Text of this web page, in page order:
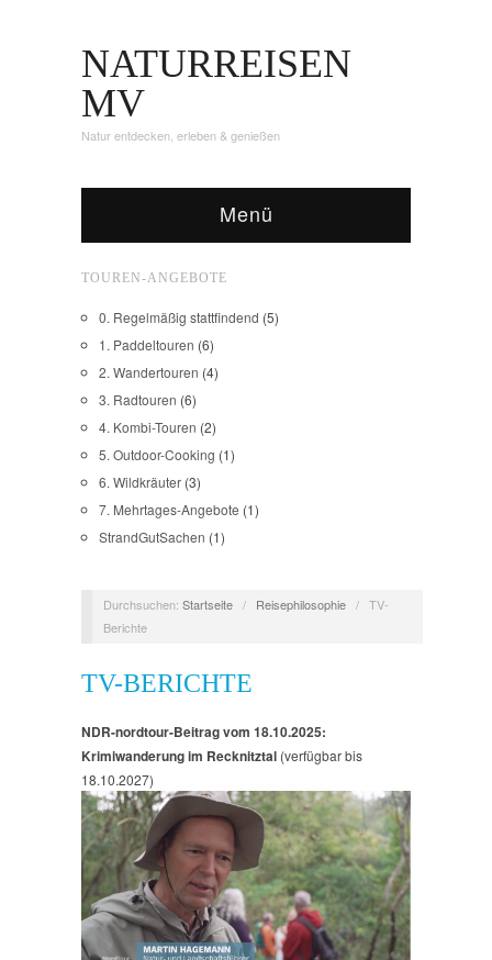
NATURREISEN
MV
Natur entdecken, erleben & genießen
Menü
TOUREN-ANGEBOTE
0. Regelmäßig stattfindend (5)
1. Paddeltouren (6)
2. Wandertouren (4)
3. Radtouren (6)
4. Kombi-Touren (2)
5. Outdoor-Cooking (1)
6. Wildkräuter (3)
7. Mehrtages-Angebote (1)
StrandGutSachen (1)
Durchsuchen: Startseite / Reisephilosophie / TV-
Berichte
TV-BERICHTE
NDR-nordtour-Beitrag vom 18.10.2025:
Krimiwanderung im Recknitztal (verfügbar bis
18.10.2027)